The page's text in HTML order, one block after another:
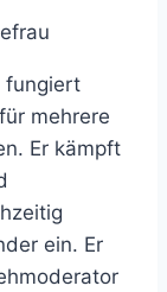
fungiert
mehrere
Er kämpft
ein. Er